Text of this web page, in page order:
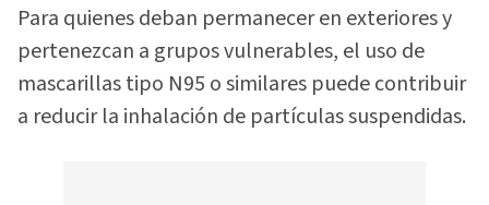
Para quienes deban permanecer en exteriores y
pertenezcan a grupos vulnerables, el uso de
mascarillas tipo N95 o similares puede contribuir
a reducir la inhalación de partículas suspendidas.